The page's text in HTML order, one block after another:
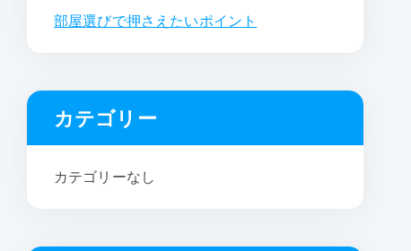
部屋選びで押さえたいポイント
カテゴリー
カテゴリーなし